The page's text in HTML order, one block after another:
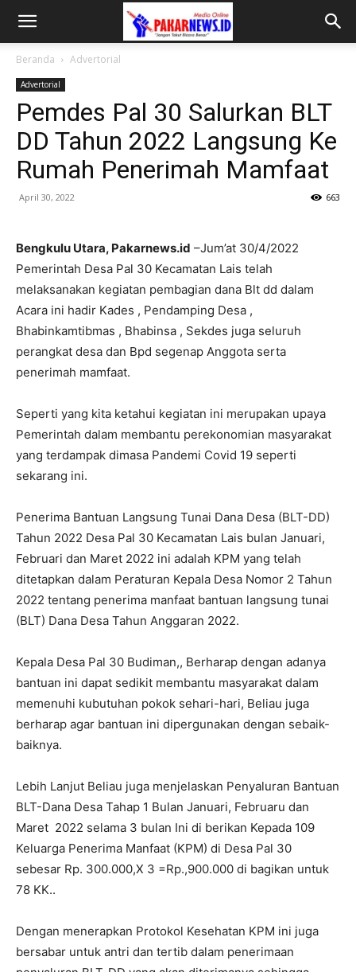
Beranda Advertorial
Advertorial
Pemdes Pal 30 Salurkan BLT
DD Tahun 2022 Langsung Ke
Rumah Penerimah Mamfaat
April 30, 2022 663
Bengkulu Utara, Pakarnews.id –Jum’at 30/4/2022
Pemerintah Desa Pal 30 Kecamatan Lais telah
melaksanakan kegiatan pembagian dana Blt dd dalam
Acara ini hadir Kades , Pendamping Desa ,
Bhabinkamtibmas , Bhabinsa , Sekdes juga seluruh
perangkat desa dan Bpd segenap Anggota serta
penerimah mamfaat.
Seperti yang kita ketahui kegiatan ini merupakan upaya
Pemerintah dalam membantu perekonomian masyarakat
yang terdampak dimasa Pandemi Covid 19 seperti
sekarang ini.
Penerima Bantuan Langsung Tunai Dana Desa (BLT-DD)
Tahun 2022 Desa Pal 30 Kecamatan Lais bulan Januari,
Februari dan Maret 2022 ini adalah KPM yang telah
ditetapkan dalam Peraturan Kepala Desa Nomor 2 Tahun
2022 tentang penerima manfaat bantuan langsung tunai
(BLT) Dana Desa Tahun Anggaran 2022.
Kepala Desa Pal 30 Budiman,, Berharap dengan adanya
bantuan ini dapat sedikit membantu masyarakat dalam
memenuhi kubutuhan pokok sehari-hari, Beliau juga
berharap agar bantuan ini dipergunakan dengan sebaik-
baiknya.
Lebih Lanjut Beliau juga menjelaskan Penyaluran Bantuan
BLT-Dana Desa Tahap 1 Bulan Januari, Februaru dan
Maret 2022 selama 3 bulan Ini di berikan Kepada 109
Keluarga Penerima Manfaat (KPM) di Desa Pal 30
sebesar Rp. 300.000,X 3 =Rp.,900.000 di bagikan untuk
78 KK..
Dengan menerapkan Protokol Kesehatan KPM ini juga
bersabar untuk antri dan tertib dalam penerimaan